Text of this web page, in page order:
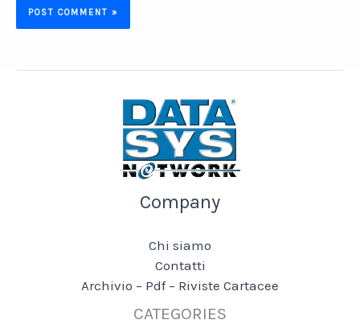
Company
Chi siamo
Contatti
Archivio – Pdf – Riviste Cartacee
CATEGORIES